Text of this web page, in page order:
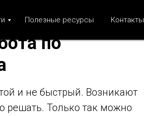
Полезные ресурсы Контакты
по
и не быстрый. Возникают
решать. Только так можно